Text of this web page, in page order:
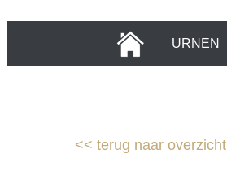
HOME URNEN
<< terug naar overzicht